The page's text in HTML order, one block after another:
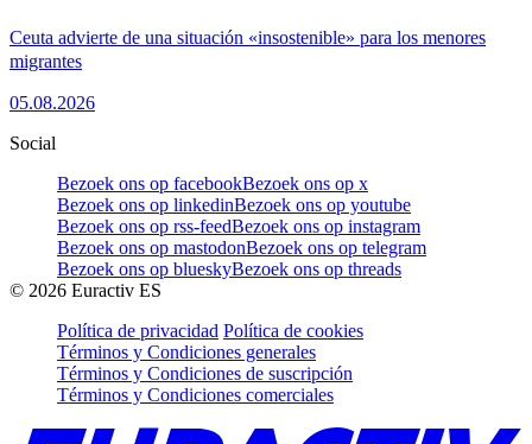
Ceuta advierte de una situación «insostenible» para los menores
migrantes
05.08.2026
Social
Bezoek ons op facebookBezoek ons op x
Bezoek ons op linkedinBezoek ons op youtube
Bezoek ons op rss-feedBezoek ons op instagram
Bezoek ons op mastodonBezoek ons op telegram
Bezoek ons op blueskyBezoek ons op threads
© 2026 Euractiv ES
Política de privacidad Política de cookies
Términos y Condiciones generales
Términos y Condiciones de suscripción
Términos y Condiciones comerciales